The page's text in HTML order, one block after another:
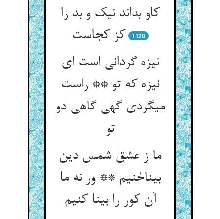
کاو بداند نیک و بد را
کز کجاست‏
1120
نیزه گردانی است ای
نیزه که تو ** راست
می‏گردی گهی گاهی دو
تو
ما ز عشق شمس دین
بی‏ناخنیم ** ور نه ما
آن کور را بینا کنیم‏